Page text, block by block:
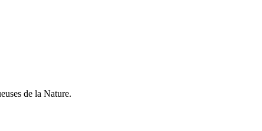
de la Nature.